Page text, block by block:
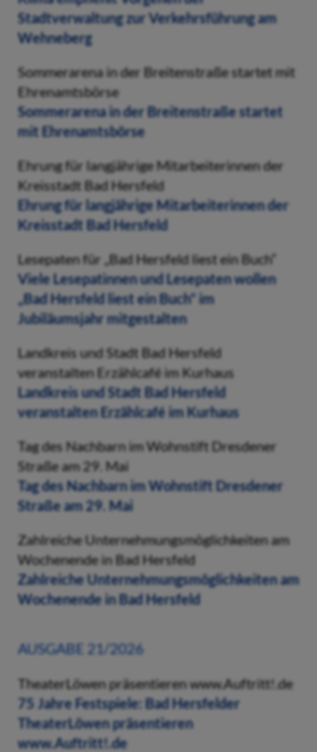
Stadtverwaltung zur Verkehrsführung am
Wehneberg
Sommerarena in der Breitenstraße startet mit
Ehrenamtsbörse
Sommerarena in der Breitenstraße startet
mit Ehrenamtsbörse
Ehrung für langjährige Mitarbeiterinnen der
Kreisstadt Bad Hersfeld
Ehrung für langjährige Mitarbeiterinnen der
Kreisstadt Bad Hersfeld
Lesepaten für „Bad Hersfeld liest ein Buch“
Viele Lesepatinnen und Lesepaten wollen
„Bad Hersfeld liest ein Buch“ im
Jubiläumsjahr mitgestalten
Landkreis und Stadt Bad Hersfeld
veranstalten Erzählcafé im Kurhaus
Landkreis und Stadt Bad Hersfeld
veranstalten Erzählcafé im Kurhaus
Tag des Nachbarn im Wohnstift Dresdener
Straße am 29. Mai
Tag des Nachbarn im Wohnstift Dresdener
Straße am 29. Mai
Zahlreiche Unternehmungsmöglichkeiten am
Wochenende in Bad Hersfeld
Zahlreiche Unternehmungsmöglichkeiten am
Wochenende in Bad Hersfeld
AUSGABE 21/2026
TheaterLöwen präsentieren www.Auftritt!.de
75 Jahre Festspiele: Bad Hersfelder
TheaterLöwen präsentieren
www.Auftritt!.de